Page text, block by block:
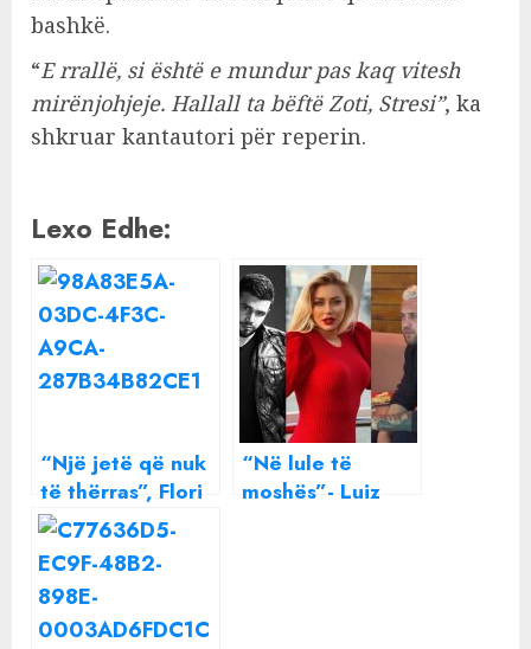
bashkë.
“E rrallë, si është e mundur pas kaq vitesh
mirënjohjeje. Hallall ta bëftë Zoti, Stresi”, ka
shkruar kantautori për reperin.
Lexo Edhe:
“Një jetë që nuk
të thërras”, Flori
Mumajesi i
pikëlluar për të
atin e ndjerë,
publikon foton e
rrallë
“Në lule të
moshës”- Luiz